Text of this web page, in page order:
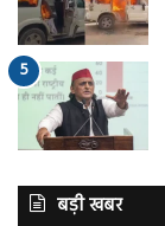
बड़ी खबर